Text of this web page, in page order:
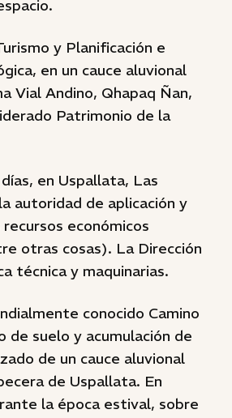
y Planificación e
en un cauce aluvional
Vial Andino, Qhapaq Ñan,
Patrimonio de la
en Uspallata, Las
autoridad de aplicación y
económicos
otras cosas). La Dirección
técnica y maquinarias.
conocido Camino
suelo y acumulación de
de un cauce aluvional
de Uspallata. En
la época estival, sobre